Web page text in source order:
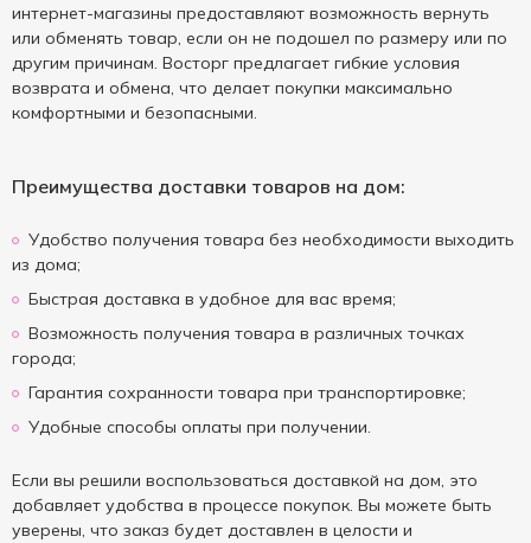
интернет-магазины предоставляют возможность вернуть
или обменять товар, если он не подошел по размеру или по
другим причинам. Восторг предлагает гибкие условия
возврата и обмена, что делает покупки максимально
комфортными и безопасными.
Преимущества доставки товаров на дом:
Удобство получения товара без необходимости выходить
из дома;
Быстрая доставка в удобное для вас время;
Возможность получения товара в различных точках
города;
Гарантия сохранности товара при транспортировке;
Удобные способы оплаты при получении.
Если вы решили воспользоваться доставкой на дом, это
добавляет удобства в процессе покупок. Вы можете быть
уверены, что заказ будет доставлен в целости и